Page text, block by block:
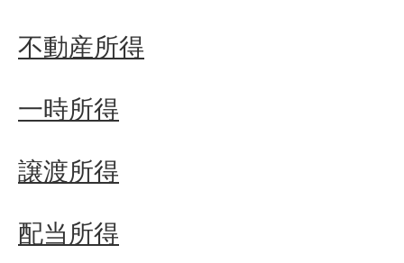
不動産所得
一時所得
譲渡所得
配当所得